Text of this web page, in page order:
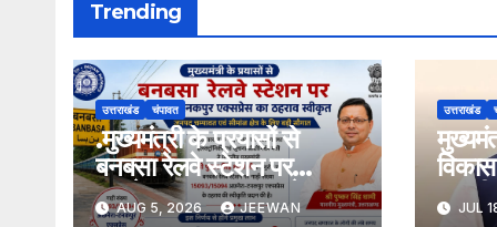
Trending
उत्तराखंड चंपावत
.मुख्यमंत्री के प्रयासों से
बनबसा रेलवे स्टेशन पर
अछनेरा-टनकपुर एक्सप्रेस का
AUG 5, 2026 JEEWAN
उत्तराखंड
JUL